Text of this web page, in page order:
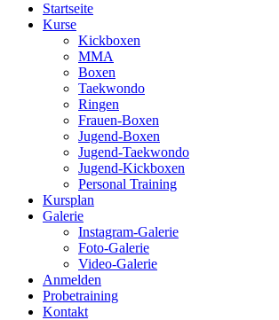
Startseite
Kurse
Kickboxen
MMA
Boxen
Taekwondo
Ringen
Frauen-Boxen
Jugend-Boxen
Jugend-Taekwondo
Jugend-Kickboxen
Personal Training
Kursplan
Galerie
Instagram-Galerie
Foto-Galerie
Video-Galerie
Anmelden
Probetraining
Kontakt